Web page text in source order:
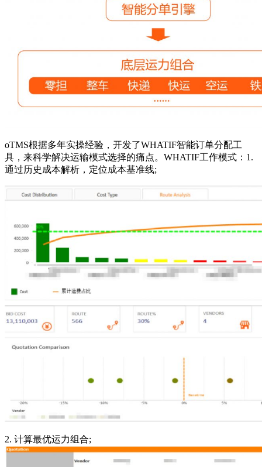
oTMS根据多年实操经验，开发了WHATIF智能订单分配工
具，来科学解决运输模式选择的痛点。WHATIF工作模式：1.
通过历史成本解析，定位成本基准线;
2. 计算最优运力组合;